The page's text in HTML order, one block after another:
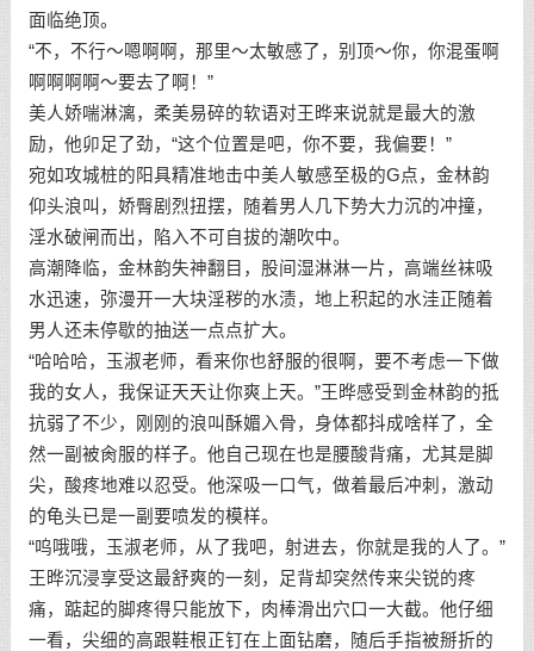
面临绝顶。
“不，不行～嗯啊啊，那里～太敏感了，别顶～你，你混蛋啊
啊啊啊啊～要去了啊！”
美人娇喘淋漓，柔美易碎的软语对王晔来说就是最大的激
励，他卯足了劲，“这个位置是吧，你不要，我偏要！”
宛如攻城桩的阳具精准地击中美人敏感至极的G点，金林韵
仰头浪叫，娇臀剧烈扭摆，随着男人几下势大力沉的冲撞，
淫水破闸而出，陷入不可自拔的潮吹中。
高潮降临，金林韵失神翻目，股间湿淋淋一片，高端丝袜吸
水迅速，弥漫开一大块淫秽的水渍，地上积起的水洼正随着
男人还未停歇的抽送一点点扩大。
“哈哈哈，玉淑老师，看来你也舒服的很啊，要不考虑一下做
我的女人，我保证天天让你爽上天。”王晔感受到金林韵的抵
抗弱了不少，刚刚的浪叫酥媚入骨，身体都抖成啥样了，全
然一副被肏服的样子。他自己现在也是腰酸背痛，尤其是脚
尖，酸疼地难以忍受。他深吸一口气，做着最后冲刺，激动
的龟头已是一副要喷发的模样。
“呜哦哦，玉淑老师，从了我吧，射进去，你就是我的人了。”
王晔沉浸享受这最舒爽的一刻，足背却突然传来尖锐的疼
痛，踮起的脚疼得只能放下，肉棒滑出穴口一大截。他仔细
一看，尖细的高跟鞋根正钉在上面钻磨，随后手指被掰折的